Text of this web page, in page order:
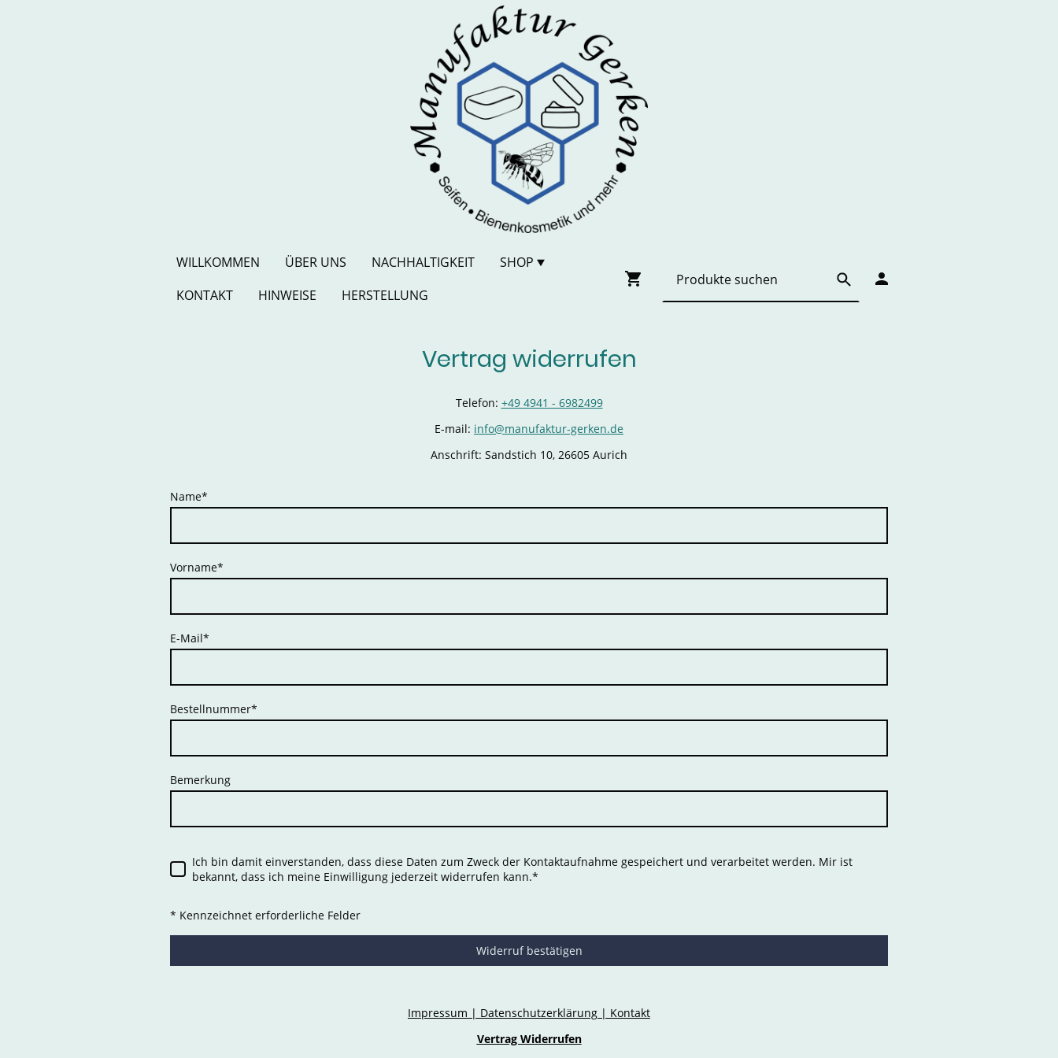
WILLKOMMEN ÜBER UNS NACHHALTIGKEIT
SHOP
KONTAKT
HINWEISE HERSTELLUNG
Vertrag widerrufen
Telefon: +49 4941 - 6982499
E-mail: info@manufaktur-gerken.de
Anschrift: Sandstich 10, 26605 Aurich
Name*
Vorname*
E-Mail*
Bestellnummer*
Bemerkung
Ich bin damit einverstanden, dass diese Daten zum Zweck der Kontaktaufnahme gespeichert und verarbeitet werden. Mir ist
bekannt, dass ich meine Einwilligung jederzeit widerrufen kann.*
* Kennzeichnet erforderliche Felder
Widerruf bestätigen
Impressum | Datenschutzerklärung | Kontakt
Vertrag Widerrufen